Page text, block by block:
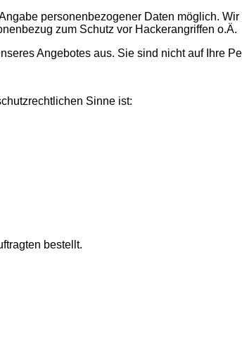
personenbezogener Daten möglich.
zum Schutz vor Hackerangriffen o.Ä.
Angebotes aus. Sie sind nicht auf Ihre
Sinne ist:
bestellt.